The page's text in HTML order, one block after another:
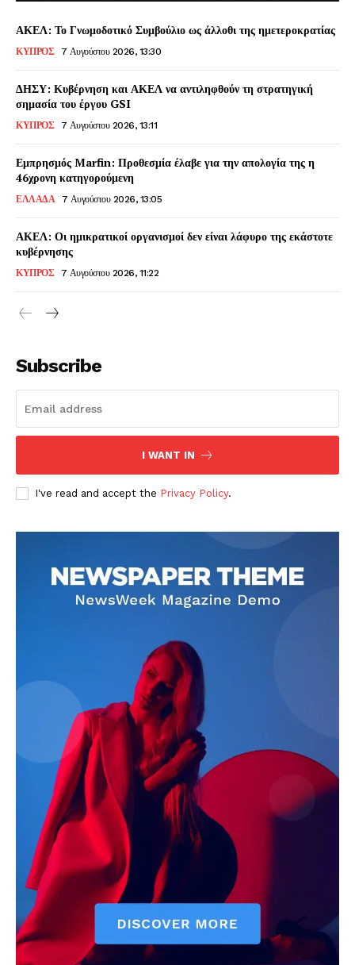
ΑΚΕΛ: Το Γνωμοδοτικό Συμβούλιο ως άλλοθι της ημετεροκρατίας
ΚΥΠΡΟΣ 7 Αυγούστου 2026, 13:30
ΔΗΣΥ: Κυβέρνηση και ΑΚΕΛ να αντιληφθούν τη στρατηγική
σημασία του έργου GSI
ΚΥΠΡΟΣ 7 Αυγούστου 2026, 13:11
Εμπρησμός Marfin: Προθεσμία έλαβε για την απολογία της η
46χρονη κατηγορούμενη
ΕΛΛΑΔΑ 7 Αυγούστου 2026, 13:05
ΑΚΕΛ: Οι ημικρατικοί οργανισμοί δεν είναι λάφυρο της εκάστοτε
κυβέρνησης
ΚΥΠΡΟΣ 7 Αυγούστου 2026, 11:22
Subscribe
I WANT IN
I've read and accept the Privacy Policy.